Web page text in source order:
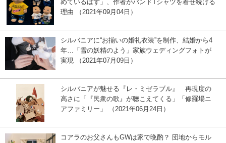
めているはず」、作者がバンドTシャツを着せ続ける
理由 （2021年09月04日）
シルバニアに“お揃いの婚礼衣装”を制作、結婚から4
年…「雪の妖精のよう」家族ウェディングフォトが
実現 （2021年07月09日）
シルバニアが魅せる『レ・ミゼラブル』 再現度の
高さに「『民衆の歌』が聴こえてくる」「修羅場ニ
アファミリー」 （2021年06月24日）
コアラのお父さんもGWは家で晩酌？ 団地からモル